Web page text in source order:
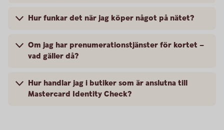
Hur funkar det när jag köper något på nätet?
Om jag har prenumerationstjänster för kortet –
vad gäller då?
Hur handlar jag i butiker som är anslutna till
Mastercard Identity Check?